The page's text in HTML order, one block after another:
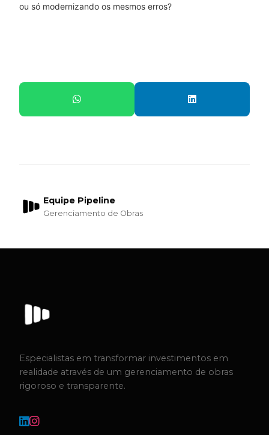
ou só modernizando os mesmos erros?
Equipe Pipeline
Gerenciamento de Obras
Especialistas em transformar investimentos em
realidade através de um gerenciamento de obras
rigoroso e transparente.